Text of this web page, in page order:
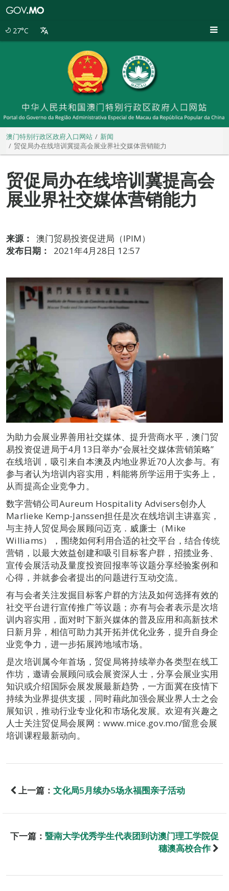
27°C
澳门特别行政区政府入口网站
新闻
贸促局办在线培训冀提高会展业界社交媒体营销能力
贸促局办在线培训冀提高会
展业界社交媒体营销能力
来源：
澳门贸易投资促进局（IPIM）
发布日期：
2021年4月28日 12:57
为助力会展业界善用社交媒体、提升营商水平，澳门贸
易投资促进局于4月13日举办“会展社交媒体营销策略”
在线培训，吸引来自本澳及内地业界近70人次参与。有
参与者认为培训内容实用，料能将所学运用于实务上，
从而提高企业竞争力。
数字营销公司Aureum Hospitality Advisers创办人
Marlieke Kemp-Janssen担任是次在线培训主讲嘉宾，
与主持人贸促局会展顾问迈克．威廉士（Mike
Williams），围绕如何利用合适的社交平台，结合传统
营销，以最大效益创建和吸引目标客户群，招揽业务、
宣传会展活动及量度投资回报率等议题分享经验案例和
心得，并就参会者提出的问题进行互动交流。
有与会者关注发掘目标客户群的方法及如何选择有效的
社交平台进行宣传推广等议题；亦有与会者表示是次培
训内容实用，面对时下新兴媒体的普及应用和高新技术
日新月异，相信可助力其开拓并优化业务，提升自身企
业竞争力，进一步拓展跨地域市场。
是次培训属今年首场，贸促局将持续举办各类型在线工
作坊，邀请会展顾问或会展资深人士，分享会展业实用
知识或介绍国际会展发展最新趋势，一方面冀在疫情下
持续为业界提供支援，同时藉此加强会展业界人士之会
展知识，推动行业专业化和市场化发展。欢迎有兴趣之
人士关注贸促局会展网：www.mice.gov.mo/留意会展
培训课程最新动向。
上一篇： 文化局5月续办5场永福围亲子活动
下一篇： 暨南大学优秀学生代表团到访澳门理工学院促
穗澳高校合作